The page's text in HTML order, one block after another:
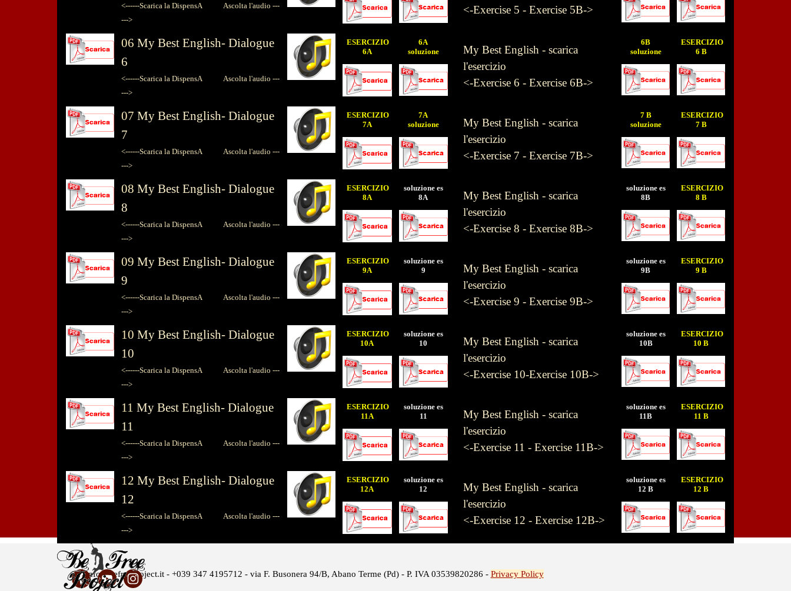
<------Scarica la DispensAAscolta l'audio ---
--->
6A
soluzione
06 My Best English- Dialogue
6
<------Scarica la DispensAAscolta l'audio ---
--->
ESERCIZIO
6A
7A
soluzione
07 My Best English- Dialogue
7
<------Scarica la DispensAAscolta l'audio ---
--->
ESERCIZIO
7A
soluzione es
8A
08 My Best English- Dialogue
8
<------Scarica la DispensAAscolta l'audio ---
--->
ESERCIZIO
8A
soluzione es
9
09 My Best English- Dialogue
9
<------Scarica la DispensAAscolta l'audio ---
--->
ESERCIZIO
9A
10 My Best English- Dialogue
10
<------Scarica la DispensAAscolta l'audio ---
--->
11 My Best English- Dialogue
11
<------Scarica la DispensAAscolta l'audio ---
--->
12 My Best English- Dialogue
12
<------Scarica la DispensAAscolta l'audio ---
--->
ESERCIZIO
10A
ESERCIZIO
11A
ESERCIZIO
12A
soluzione es
10
soluzione es
11
soluzione es
12
<-Exercise 5 - Exercise 5B->
My Best English - scarica
l'esercizio
<-Exercise 6 - Exercise 6B->
My Best English - scarica
l'esercizio
<-Exercise 7 - Exercise 7B->
6B
soluzione
7 B
soluzione
soluzione es
8B
soluzione es
9B
soluzione es
10B
My Best English - scarica
l'esercizio
<-Exercise 8 - Exercise 8B->
My Best English - scarica
l'esercizio
<-Exercise 9 - Exercise 9B->
My Best English - scarica
l'esercizio
<-Exercise 10-Exercise 10B->
soluzione es
11B
My Best English - scarica
l'esercizio
<-Exercise 11 - Exercise 11B->
ESERCIZIO
6 B
ESERCIZIO
7 B
ESERCIZIO
8 B
ESERCIZIO
9 B
ESERCIZIO
10 B
ESERCIZIO
11 B
ESERCIZIO
12 B
My Best English - scarica
l'esercizio
<-Exercise 12 - Exercise 12B->
soluzione es
12 B
info@befreeproject.it - +039 347 4195712 - via F. Busonera 94/B, Abano Terme (Pd) - P. IVA 03539820286 - Privacy Policy